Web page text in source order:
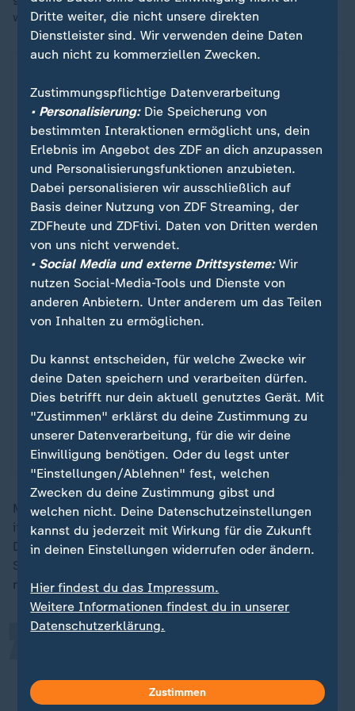
wurde demnach umgehend zur Restaurierung entfernt.
Ein Klick für den Datenschutz
Erst wenn Sie hier klicken, werden Bilder und
andere Daten von X nachgeladen. Ihre IP-
Adresse wird dabei an externe Server von X
übertragen. Über den Datenschutz dieses
Social Media-Anbieters können Sie sich auf
der Seite von X informieren. Um Ihre künftigen
Besuche zu erleichtern, speichern wir Ihre
Zustimmung in denDatenschutzeinstellungen.
Ihre Zustimmung können Sie im Bereich
X-Inhalte anzeigen
Datenschutzeinstellungen anpassen
Museumsdirektor Simone Verde zeigte sich der
italienischen Nachrichtenagentur Ansa zufolge empört.
Das Problem, das Besucher in Museen kommen, um
Selfies oder Memes für soziale Netzwerke zu machen,
nehme überhand.
unterbinden, die mit dem Sinn
„
Dritte weiter, die nicht unsere direkten
Dienstleister sind. Wir verwenden deine Daten
auch nicht zu kommerziellen Zwecken.
Zustimmungspflichtige Datenverarbeitung
• Personalisierung:Die Speicherung von
bestimmten Interaktionen ermöglicht uns, dein
Erlebnis im Angebot des ZDF an dich anzupassen
und Personalisierungsfunktionen anzubieten.
Dabei personalisieren wir ausschließlich auf
Basis deiner Nutzung von ZDF Streaming, der
ZDFheute und ZDFtivi. Daten von Dritten werden
von uns nicht verwendet.
• Social Media und externe Drittsysteme:Wir
nutzen Social-Media-Tools und Dienste von
anderen Anbietern. Unter anderem um das Teilen
von Inhalten zu ermöglichen.
Du kannst entscheiden, für welche Zwecke wir
deine Daten speichern und verarbeiten dürfen.
Dies betrifft nur dein aktuell genutztes Gerät. Mit
"Zustimmen" erklärst du deine Zustimmung zu
unserer Datenverarbeitung, für die wir deine
Einwilligung benötigen. Oder du legst unter
"Einstellungen/Ablehnen" fest, welchen
Zwecken du deine Zustimmung gibst und
welchen nicht. Deine Datenschutzeinstellungen
kannst du jederzeit mit Wirkung für die Zukunft
in deinen Einstellungen widerrufen oder ändern.
Hier findest du das Impressum.
Weitere Informationen findest du in unserer
Datenschutzerklärung.
Zustimmen